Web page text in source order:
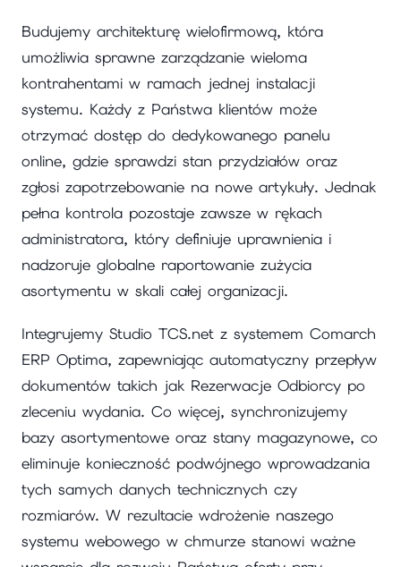
Budujemy architekturę wielofirmową, która
umożliwia sprawne zarządzanie wieloma
kontrahentami w ramach jednej instalacji
systemu. Każdy z Państwa klientów może
otrzymać dostęp do dedykowanego panelu
online, gdzie sprawdzi stan przydziałów oraz
zgłosi zapotrzebowanie na nowe artykuły. Jednak
pełna kontrola pozostaje zawsze w rękach
administratora, który definiuje uprawnienia i
nadzoruje globalne raportowanie zużycia
asortymentu w skali całej organizacji.
Integrujemy Studio TCS.net z systemem Comarch
ERP Optima, zapewniając automatyczny przepływ
dokumentów takich jak Rezerwacje Odbiorcy po
zleceniu wydania. Co więcej, synchronizujemy
bazy asortymentowe oraz stany magazynowe, co
eliminuje konieczność podwójnego wprowadzania
tych samych danych technicznych czy
rozmiarów. W rezultacie wdrożenie naszego
systemu webowego w chmurze stanowi ważne